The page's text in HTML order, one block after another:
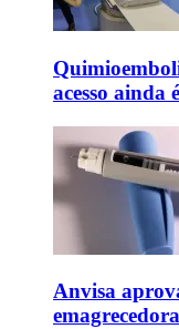
acesso ainda
Anvisa